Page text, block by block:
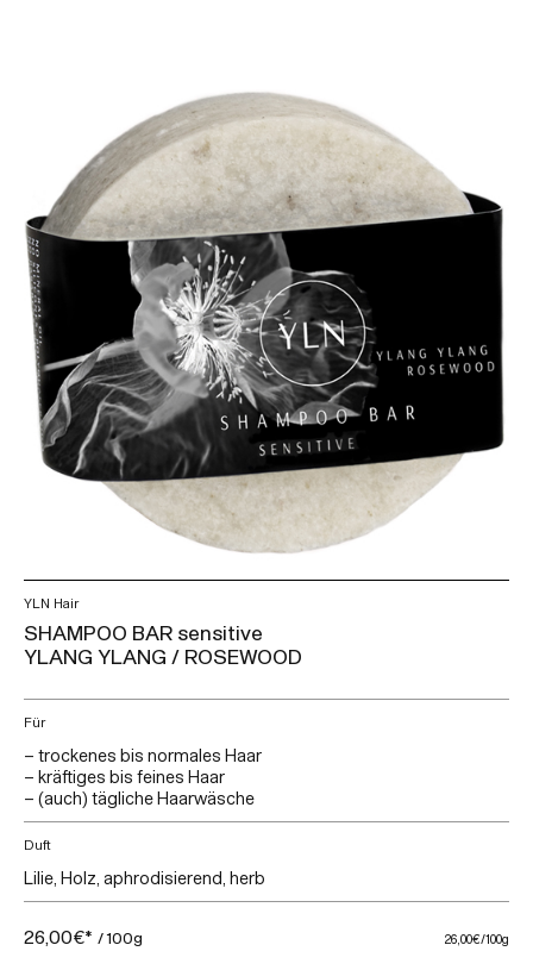
YLN Hair
SHAMPOO BAR sensitive
YLANG YLANG / ROSEWOOD
Für
– trockenes bis normales Haar
– kräftiges bis feines Haar
– (auch) tägliche Haarwäsche
Duft
Lilie, Holz, aphrodisierend, herb
26,00€* / 100g 26,00€/100g